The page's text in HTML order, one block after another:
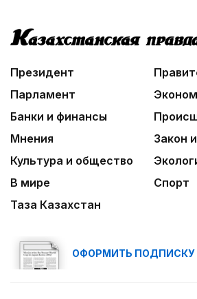
Президент
Парламент
Банки и финансы
Мнения
Закон
Культура и общество
В мире
Спорт
Таза Казахстан
ОФОРМИТЬ ПОДПИСКУ